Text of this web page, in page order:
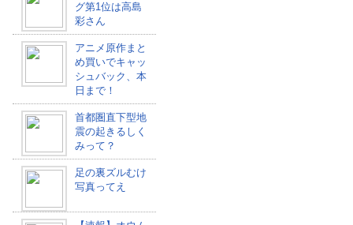
グ第1位は高島
彩さん
アニメ原作まと
め買いでキャッ
シュバック、本
日まで！
首都圏直下型地
震の起きるしく
みって？
足の裏ズルむけ
写真ってえ